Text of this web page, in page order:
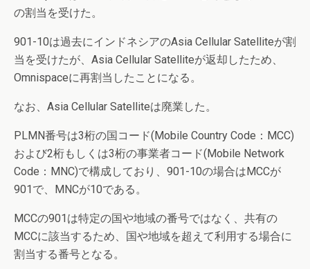
の割当を受けた。
901-10は過去にインドネシアのAsia Cellular Satelliteが割
当を受けたが、Asia Cellular Satelliteが返却したため、
Omnispaceに再割当したことになる。
なお、Asia Cellular Satelliteは廃業した。
PLMN番号は3桁の国コード(Mobile Country Code：MCC)
および2桁もしくは3桁の事業者コード(Mobile Network
Code：MNC)で構成しており、901-10の場合はMCCが
901で、MNCが10である。
MCCの901は特定の国や地域の番号ではなく、共有の
MCCに該当するため、国や地域を超えて利用する場合に
割当する番号となる。